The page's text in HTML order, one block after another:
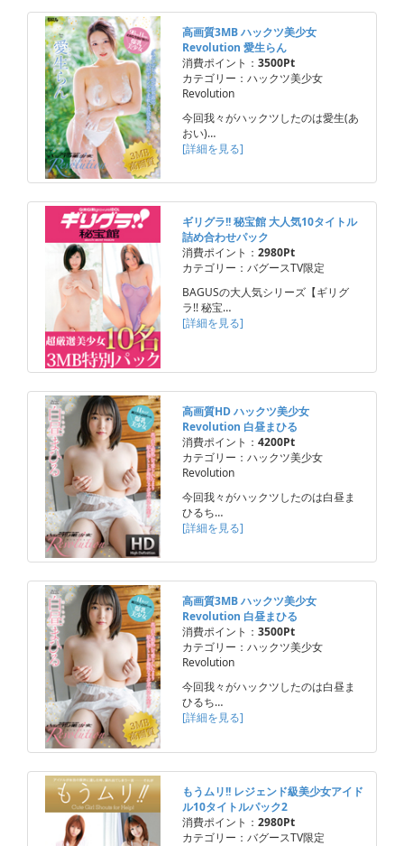
高画質3MB ハックツ美少女
Revolution 愛生らん
消費ポイント： 3500Pt
カテゴリー：ハックツ美少女
Revolution
今回我々がハックツしたのは愛生(あ
おい)…
[詳細を見る]
ギリグラ!! 秘宝館 大人気10タイトル
詰め合わせパック
消費ポイント： 2980Pt
カテゴリー：バグースTV限定
BAGUSの大人気シリーズ【ギリグ
ラ!! 秘宝…
[詳細を見る]
高画質HD ハックツ美少女
Revolution 白昼まひる
消費ポイント： 4200Pt
カテゴリー：ハックツ美少女
Revolution
今回我々がハックツしたのは白昼ま
ひるち…
[詳細を見る]
高画質3MB ハックツ美少女
Revolution 白昼まひる
消費ポイント： 3500Pt
カテゴリー：ハックツ美少女
Revolution
今回我々がハックツしたのは白昼ま
ひるち…
[詳細を見る]
もうムリ!! レジェンド級美少女アイド
ル10タイトルパック2
消費ポイント： 2980Pt
カテゴリー：バグースTV限定